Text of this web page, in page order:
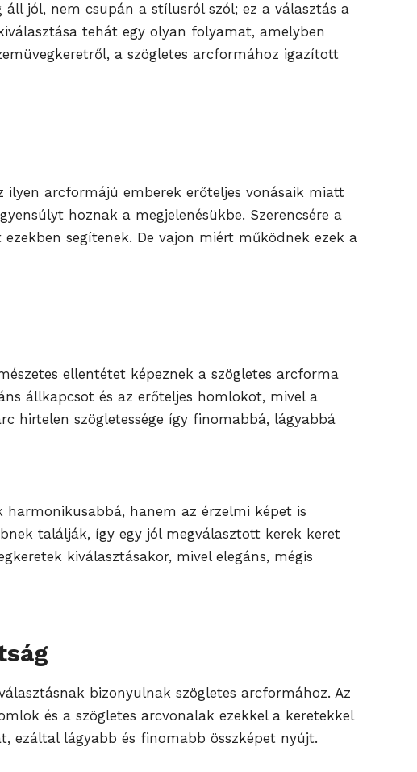
jól, nem csupán a stílusról szól; ez a választás a
tehát egy olyan folyamat, amelyben
a szögletes arcformához igazított
arcformájú emberek erőteljes vonásaik miatt
hoznak a megjelenésükbe. Szerencsére a
segítenek. De vajon miért működnek ezek a
ellentétet képeznek a szögletes arcforma
állkapcsot és az erőteljes homlokot, mivel a
hirtelen szögletessége így finomabbá, lágyabbá
harmonikusabbá, hanem az érzelmi képet is
találják, így egy jól megválasztott kerek keret
kiválasztásakor, mivel elegáns, mégis
bizonyulnak szögletes arcformához. Az
és a szögletes arcvonalak ezekkel a keretekkel
ezáltal lágyabb és finomabb összképet nyújt.